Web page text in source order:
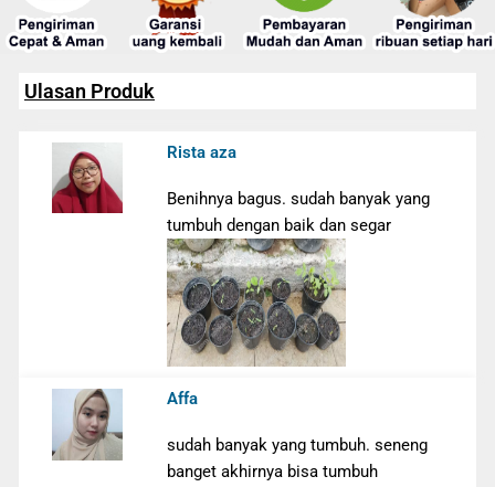
Ulasan Produk
Rista aza
Benihnya bagus. sudah banyak yang
tumbuh dengan baik dan segar
Affa
sudah banyak yang tumbuh. seneng
banget akhirnya bisa tumbuh